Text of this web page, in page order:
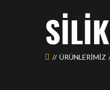
ÜRÜNLERIMIZ